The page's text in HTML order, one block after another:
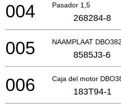
Pasador 1,5
004 268284-8
NAAMPLAAT DBO382
005 8585J3-6
Caja del motor
006 183T94-1